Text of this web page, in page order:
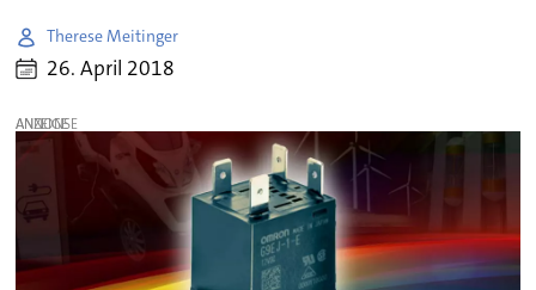
Therese Meitinger
26. April 2018
ANZEIGE